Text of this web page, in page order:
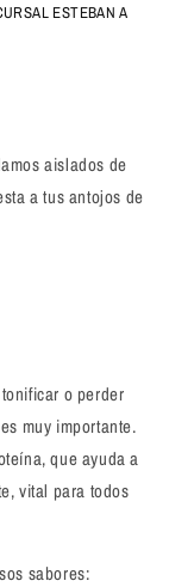
ESTEBAN A
aislados de
a tus antojos de
o perder
muy importante.
que ayuda a
vital para todos
sabores: